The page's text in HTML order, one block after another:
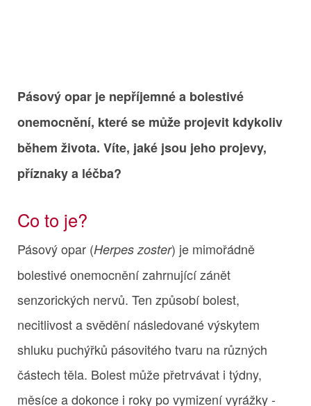
Pásový opar je nepříjemné a bolestivé
onemocnění, které se může projevit kdykoliv
během života. Víte, jaké jsou jeho projevy,
příznaky a léčba?
Co to je?
Pásový opar (Herpes zoster) je mimořádně
bolestivé onemocnění zahrnující zánět
senzorických nervů. Ten způsobí bolest,
necitlivost a svědění následované výskytem
shluku puchýřků pásovitého tvaru na různých
částech těla. Bolest může přetrvávat i týdny,
měsíce a dokonce i roky po vymizení vyrážky -